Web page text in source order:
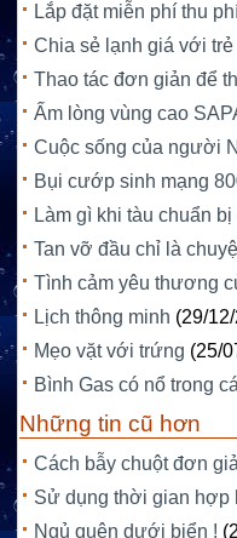
Lắp đặt miễn phí thu
Chia sẻ lạnh giá với
Thao tác đơn giản để
Ấm lòng vùng cao
Cuộc sống của người
Bụi cướp sinh mạng
Làm gì khi tàu chuẩn
Tan vỡ đầu chỉ là
Tình cảm yêu thương
Lịch thông minh (29/
Mẹo vặt với trứng (25/
Bình Gas có nổ trong
Những tin cũ hơn
Cách bẫy chuột đơn
Sử dụng thời gian hợp
Ngủ quên dưới biển !